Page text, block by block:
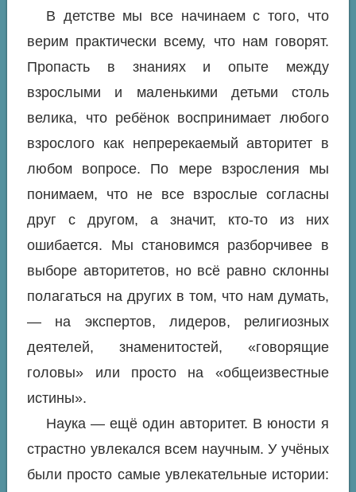
В детстве мы все начинаем с того, что
верим практически всему, что нам говорят.
Пропасть в знаниях и опыте между
взрослыми и маленькими детьми столь
велика, что ребёнок воспринимает любого
взрослого как непререкаемый авторитет в
любом вопросе. По мере взросления мы
понимаем, что не все взрослые согласны
друг с другом, а значит, кто-то из них
ошибается. Мы становимся разборчивее в
выборе авторитетов, но всё равно склонны
полагаться на других в том, что нам думать,
— на экспертов, лидеров, религиозных
деятелей, знаменитостей, «говорящие
головы» или просто на «общеизвестные
истины».
Наука — ещё один авторитет. В юности я
страстно увлекался всем научным. У учёных
были просто самые увлекательные истории: